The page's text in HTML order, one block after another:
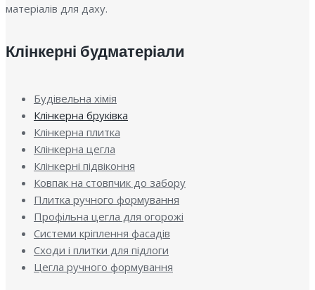
матеріалів для даху.
Клінкерні будматеріали
Будівельна хімія
Клінкерна бруківка
Клінкерна плитка
Клінкерна цегла
Клінкерні підвіконня
Ковпак на стовпчик до забору
Плитка ручного формування
Профільна цегла для огорожі
Системи кріплення фасадів
Сходи і плитки для підлоги
Цегла ручного формування